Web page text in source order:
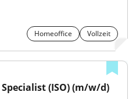
Homeoffice Vollzeit
Specialist (ISO) (m/w/d)